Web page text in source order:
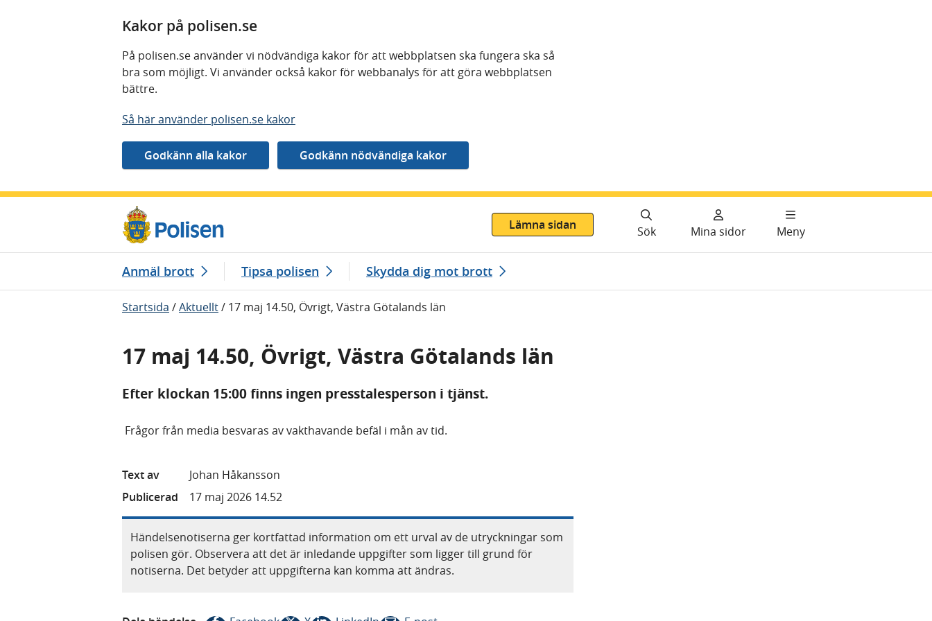
Kakor på polisen.se
På polisen.se använder vi nödvändiga kakor för att webbplatsen ska fungera ska så
bra som möjligt. Vi använder också kakor för webbanalys för att göra webbplatsen
bättre.
Så här använder polisen.se kakor
Lämna sidan
Sök Mina sidor Meny
Anmäl brott Tipsa polisen Skydda dig mot brott
Startsida /Aktuellt/ 17 maj 14.50, Övrigt, Västra Götalands län
17 maj 14.50, Övrigt, Västra Götalands län
Efter klockan 15:00 finns ingen presstalesperson i tjänst.
Frågor från media besvaras av vakthavande befäl i mån av tid.
Text av
Johan Håkansson
Publicerad
17 maj 2026 14.52
Händelsenotiserna ger kortfattad information om ett urval av de utryckningar som
polisen gör. Observera att det är inledande uppgifter som ligger till grund för
notiserna. Det betyder att uppgifterna kan komma att ändras.